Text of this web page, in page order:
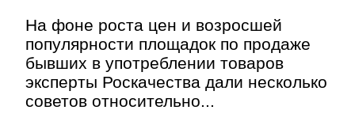
На фоне роста цен и возросшей
популярности площадок по продаже
бывших в употреблении товаров
эксперты Роскачества дали несколько
советов относительно...